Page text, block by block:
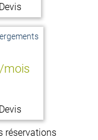
mois
réservations